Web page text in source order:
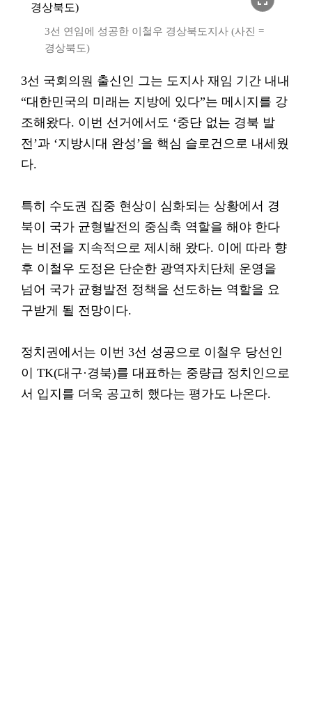
3선 연임에 성공한 이철우 경상북도지사 (사진 =
경상북도)
3선 국회의원 출신인 그는 도지사 재임 기간 내내
“대한민국의 미래는 지방에 있다”는 메시지를 강
조해왔다. 이번 선거에서도 ‘중단 없는 경북 발
전’과 ‘지방시대 완성’을 핵심 슬로건으로 내세웠
다.
특히 수도권 집중 현상이 심화되는 상황에서 경
북이 국가 균형발전의 중심축 역할을 해야 한다
는 비전을 지속적으로 제시해 왔다. 이에 따라 향
후 이철우 도정은 단순한 광역자치단체 운영을
넘어 국가 균형발전 정책을 선도하는 역할을 요
구받게 될 전망이다.
정치권에서는 이번 3선 성공으로 이철우 당선인
이 TK(대구·경북)를 대표하는 중량급 정치인으로
서 입지를 더욱 공고히 했다는 평가도 나온다.